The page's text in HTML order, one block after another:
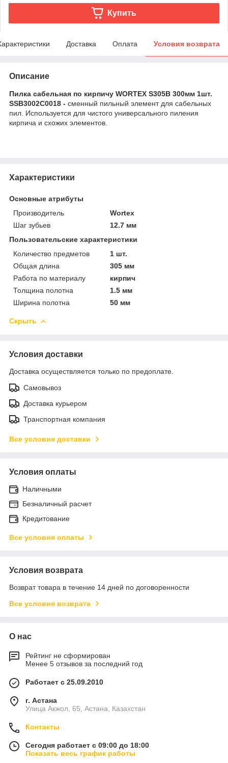
Купить
Доставка Оплата Условия возврата
Описание
Пилка сабельная по кирпичу WORTEX S305B 300мм 1шт.
SSB3002C0018 - сменный пильный элемент для сабельных
пил. Используется для чистого универсального пиления
кирпича и схожих элементов.
Характеристики
Основные атрибуты
Производитель
Wortex
Шаг зубьев
12.7 мм
Пользовательские характеристики
Количество предметов
1 шт.
Общая длина
305 мм
Работа по материалу
кирпич
Толщина полотна
1.5 мм
Ширина полотна
50 мм
Скрыть
Условия доставки
Доставка осуществляется только по предоплате.
Самовывоз
Доставка курьером
Транспортная компания
Все условия доставки
Условия оплаты
Наличными
Безналичный расчет
Кредитование
Все условия оплаты
Условия возврата
Возврат товара в течение 14 дней по договоренности
Все условия возврата
О нас
Рейтинг не сформирован
Менее 5 отзывов за последний год
Работает с 25.09.2010
г. Астана
Улица Акжол, 65, Астана, Казахстан
Контакты
Сегодня работает с 09:00 до 18:00
Показать весь график работы